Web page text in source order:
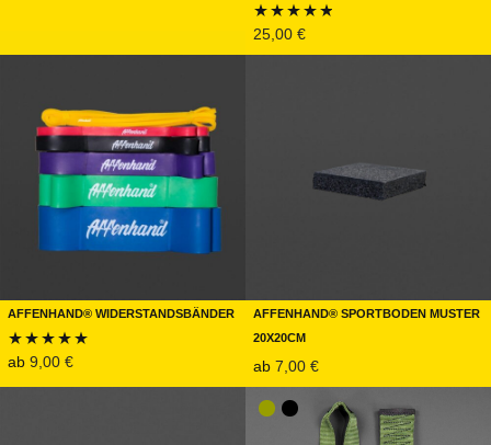
Bewertet
25,00 €
Affenhand® Widerstandsbänder
Bewertet mit
ab 9,00 €
Affenhand® Sportboden Muster
20x20cm
ab 7,00 €